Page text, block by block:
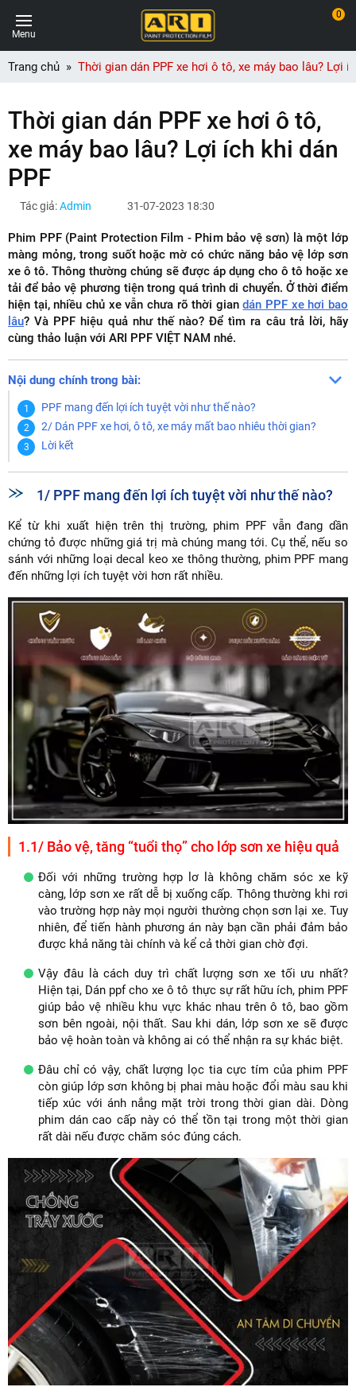
Menu
0
Trang chủ Thời gian dán PPF xe hơi ô tô, xe máy bao lâu? Lợi
Thời gian dán PPF xe hơi ô tô,
xe máy bao lâu? Lợi ích khi dán
PPF
Tác giả:Admin 31-07-2023 18:30
Phim PPF (Paint Protection Film - Phim bảo vệ sơn) là một lớp
màng mỏng, trong suốt hoặc mờ có chức năng bảo vệ lớp sơn
xe ô tô. Thông thường chúng sẽ được áp dụng cho ô tô hoặc xe
tải để bảo vệ phương tiện trong quá trình di chuyển. Ở thời điểm
hiện tại, nhiều chủ xe vẫn chưa rõ thời giandán PPF xe hơi bao
lâu? Và PPF hiệu quả như thế nào? Để tìm ra câu trả lời, hãy
cùng thảo luận với ARI PPF VIỆT NAM nhé.
Nội dung chính trong bài:
PPF mang đến lợi ích tuyệt vời như thế nào?
2/ Dán PPF xe hơi, ô tô, xe máy mất bao nhiêu thời gian?
Lời kết
1/ PPF mang đến lợi ích tuyệt vời như thế nào?
Kể từ khi xuất hiện trên thị trường, phim PPF vẫn đang dần
chứng tỏ được những giá trị mà chúng mang tới. Cụ thể, nếu so
sánh với những loại decal keo xe thông thường, phim PPF mang
đến những lợi ích tuyệt vời hơn rất nhiều.
1.1/ Bảo vệ, tăng “tuổi thọ” cho lớp sơn xe hiệu quả
Đối với những trường hợp lơ là không chăm sóc xe kỹ
càng, lớp sơn xe rất dễ bị xuống cấp. Thông thường khi rơi
vào trường hợp này mọi người thường chọn sơn lại xe. Tuy
nhiên, để tiến hành phương án này bạn cần phải đảm bảo
được khả năng tài chính và kể cả thời gian chờ đợi.
Vậy đâu là cách duy trì chất lượng sơn xe tối ưu nhất?
Hiện tại, Dán ppf cho xe ô tô thực sự rất hữu ích, phim PPF
giúp bảo vệ nhiều khu vực khác nhau trên ô tô, bao gồm
sơn bên ngoài, nội thất. Sau khi dán, lớp sơn xe sẽ được
bảo vệ hoàn toàn và không ai có thể nhận ra sự khác biệt.
Đâu chỉ có vậy, chất lượng lọc tia cực tím của phim PPF
còn giúp lớp sơn không bị phai màu hoặc đổi màu sau khi
tiếp xúc với ánh nắng mặt trời trong thời gian dài. Dòng
phim dán cao cấp này có thể tồn tại trong một thời gian
rất dài nếu được chăm sóc đúng cách.